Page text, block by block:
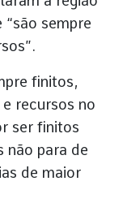
sempre
finitos,
recursos no
ser finitos
não para de
de maior